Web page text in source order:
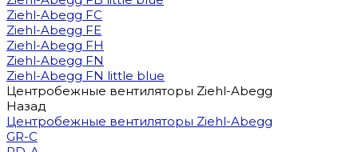
Ziehl-Abegg FC
Ziehl-Abegg FE
Ziehl-Abegg FH
Ziehl-Abegg FN
Ziehl-Abegg FN little blue
Центробежные вентиляторы Ziehl-Abegg
Назад
Центробежные вентиляторы Ziehl-Abegg
GR-C